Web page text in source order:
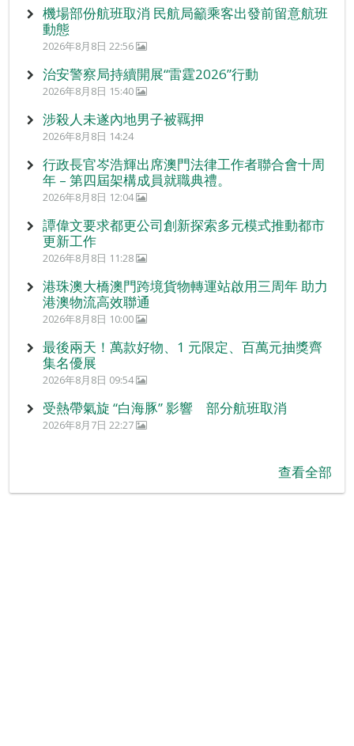
機場部份航班取消 民航局籲乘客出發前留意航班
動態
2026年8月8日 22:56
治安警察局持續開展“雷霆2026”行動
2026年8月8日 15:40
涉殺人未遂內地男子被羈押
2026年8月8日 14:24
行政長官岑浩輝出席澳門法律工作者聯合會十周
年 – 第四屆架構成員就職典禮。
2026年8月8日 12:04
譚偉文要求都更公司創新探索多元模式推動都市
更新工作
2026年8月8日 11:28
港珠澳大橋澳門跨境貨物轉運站啟用三周年 助力
港澳物流高效聯通
2026年8月8日 10:00
最後兩天！萬款好物、1 元限定、百萬元抽獎齊
集名優展
2026年8月8日 09:54
受熱帶氣旋 “白海豚” 影響 部分航班取消
2026年8月7日 22:27
查看全部